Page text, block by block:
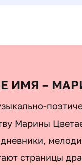
ИМЯ –
Марины
страницы